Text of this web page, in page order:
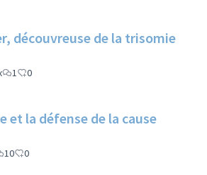
découvreuse de la trisomie
1 0
et la défense de la cause
10 0